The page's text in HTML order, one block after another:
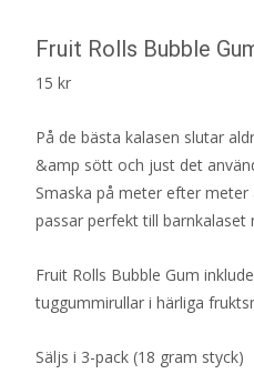
Fruit Rolls Bubble
15 kr
På de bästa kalasen slutar
&amp sött och just det
Smaska på meter efter
passar perfekt till barnkalaset
Fruit Rolls Bubble Gum
tuggummirullar i härliga
Säljs i 3-pack (18 gram styck)